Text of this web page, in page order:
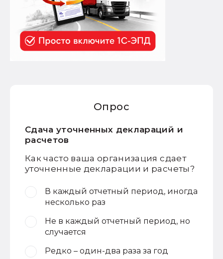
Опрос
Сдача уточненных деклараций и
расчетов
Как часто ваша организация сдает
уточненные декларации и расчеты?
В каждый отчетный период, иногда
несколько раз
Не в каждый отчетный период, но
случается
Редко – один-два раза за год